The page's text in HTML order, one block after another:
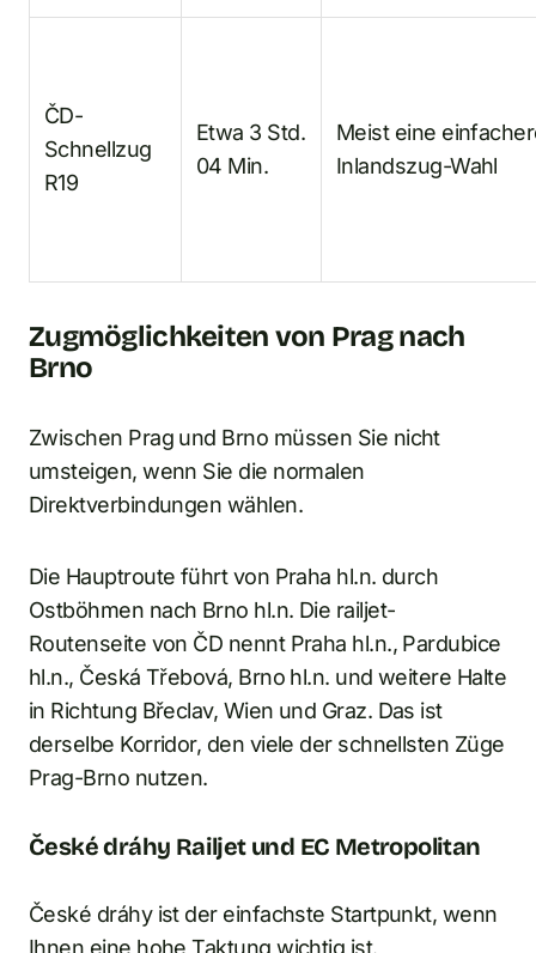
ČD-
Schnellzug
R19
Etwa 3 Std.
04 Min.
Meist eine
Inlandszug-Wahl
Zugmöglichkeiten von Prag nach
Brno
Zwischen Prag und Brno müssen Sie nicht
umsteigen, wenn Sie die normalen
Direktverbindungen wählen.
Die Hauptroute führt von Praha hl.n. durch
Ostböhmen nach Brno hl.n. Die railjet-
Routenseite von ČD nennt Praha hl.n., Pardubice
hl.n., Česká Třebová, Brno hl.n. und weitere Halte
in Richtung Břeclav, Wien und Graz. Das ist
derselbe Korridor, den viele der schnellsten Züge
Prag-Brno nutzen.
České dráhy Railjet und EC Metropolitan
České dráhy ist der einfachste Startpunkt, wenn